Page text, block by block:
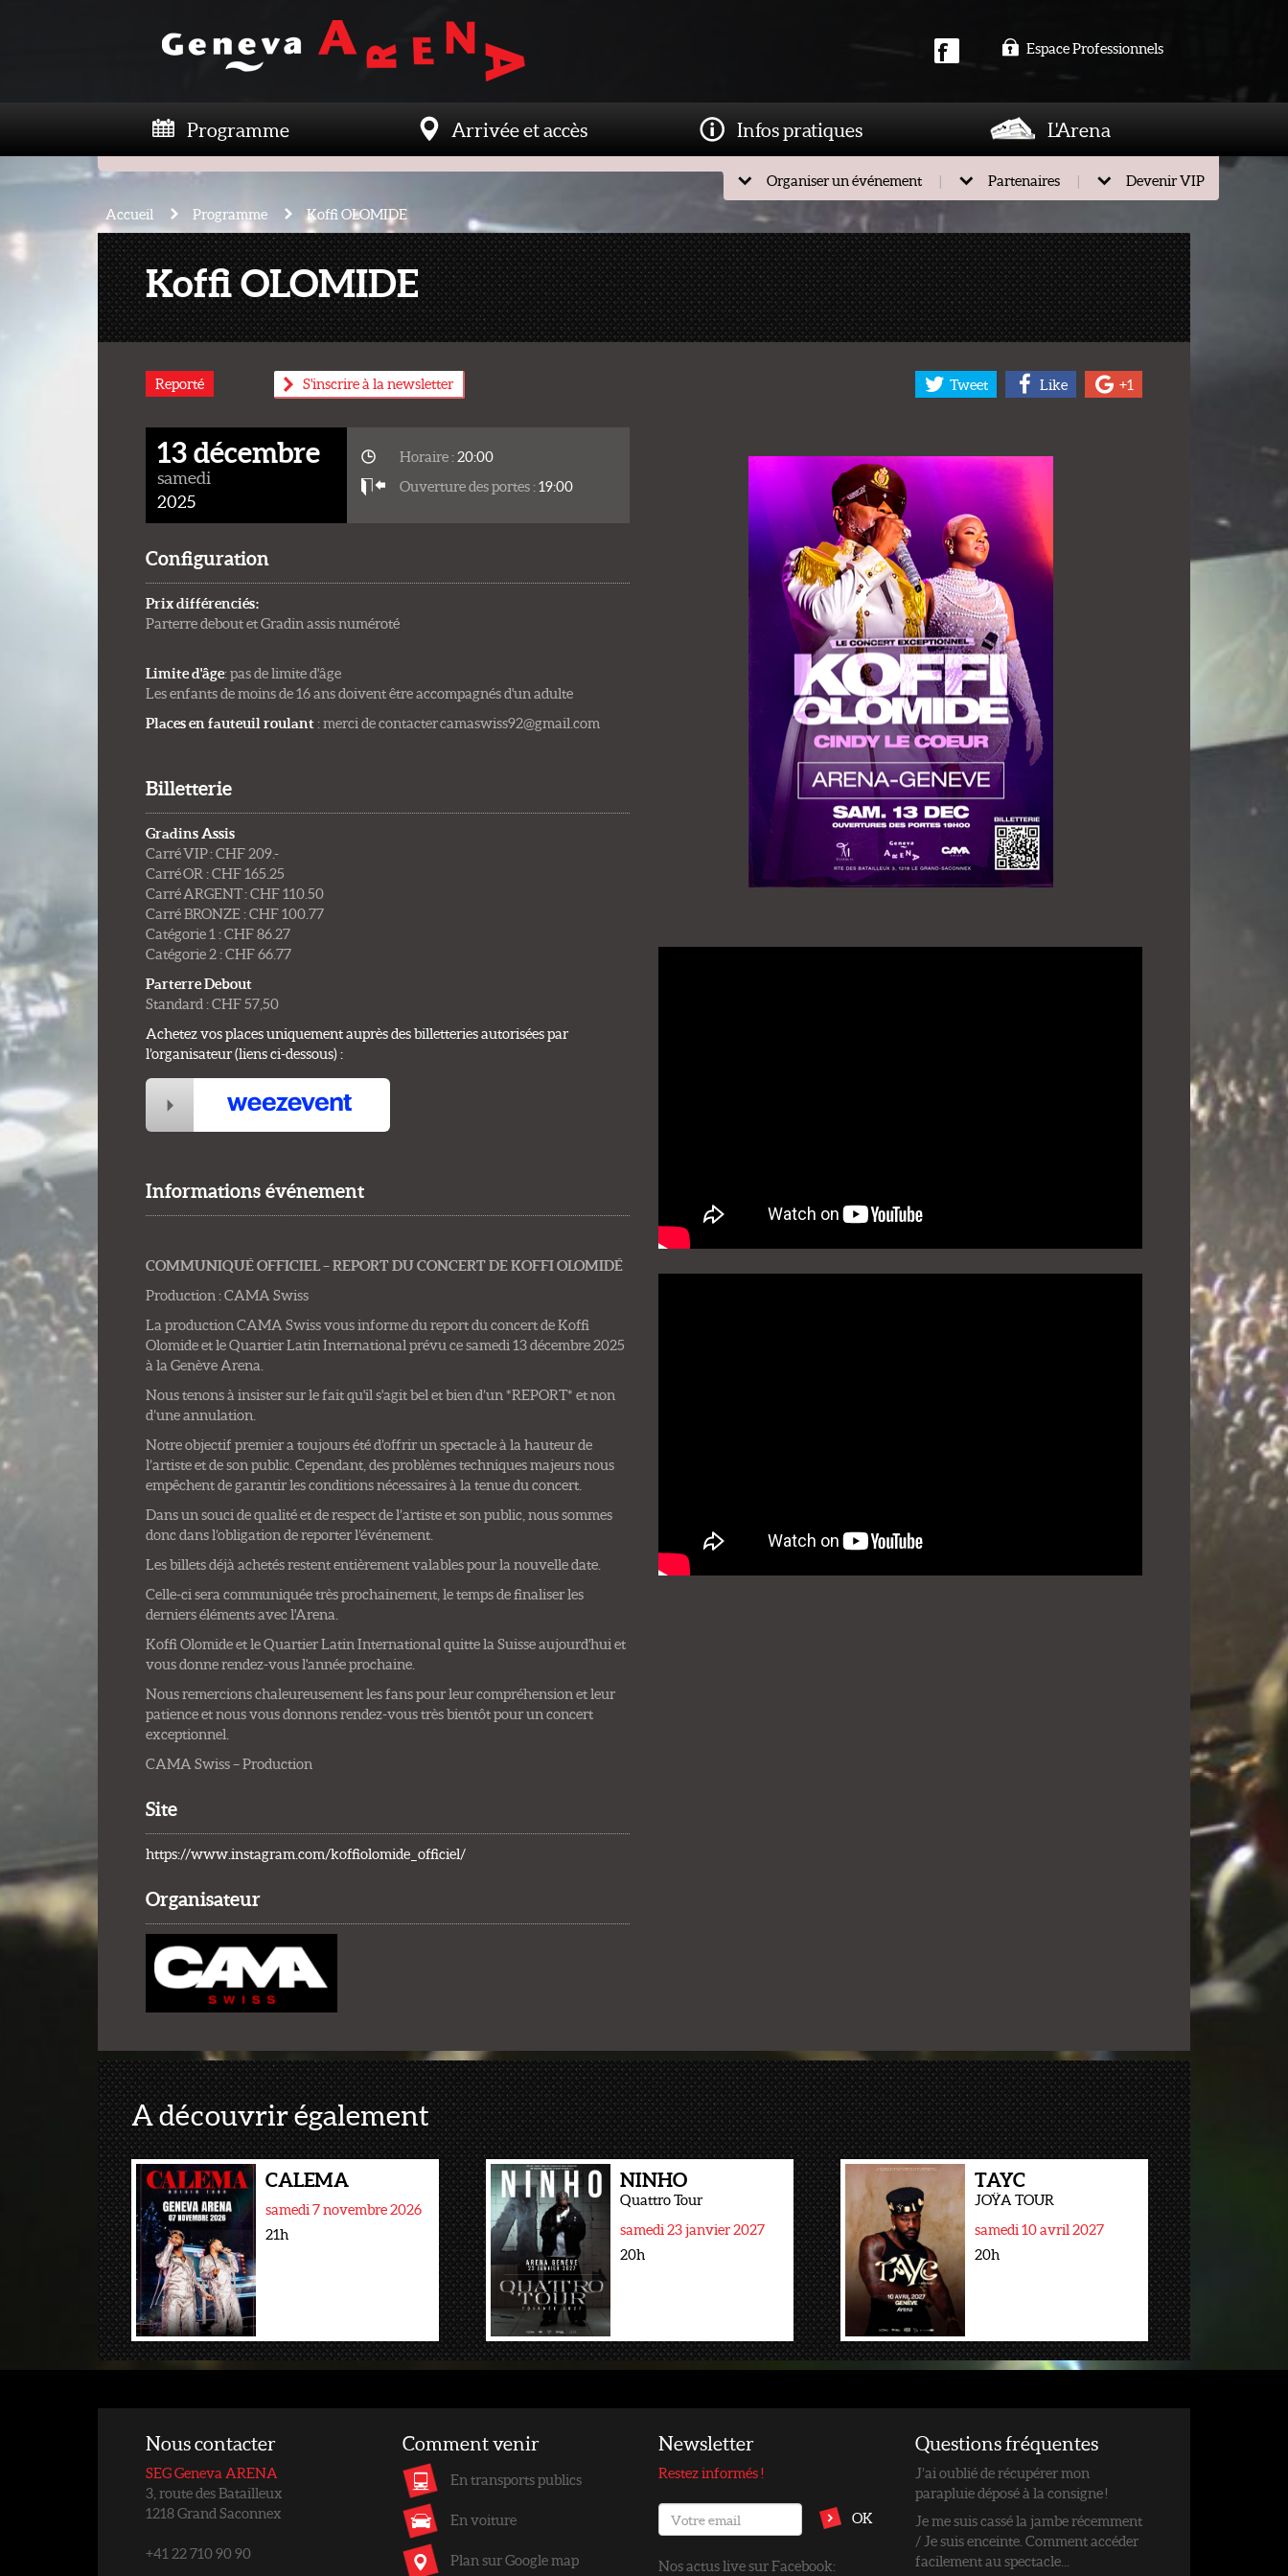
Espace Professionnels
Programme Arrivée et accès Infos pratiques L'Arena
Organiser un événement Partenaires
Devenir VIP
Accueil
Programme Koffi OLOMIDE
Koffi OLOMIDE
Reporté S'inscrire à la newsletter Tweet Like +1
13 décembre
samedi
2025
Horaire :20:00
Ouverture des portes :19:00
Configuration
Prix différenciés :
Parterre debout et Gradin assis numéroté
Limite d'âge: pas de limite d'âge
Les enfants de moins de 16 ans doivent être accompagnés d'un adulte
Places en fauteuil roulant : merci de contacter camaswiss92@gmail.com
Billetterie
Gradins Assis
Carré VIP : CHF 209.-
Carré OR : CHF 165.25
Carré ARGENT : CHF 110.50
Carré BRONZE : CHF 100.77
Catégorie 1 : CHF 86.27
Catégorie 2 : CHF 66.77
Parterre Debout
Standard : CHF 57,50
Achetez vos places uniquement auprès des billetteries autorisées par
l’organisateur (liens ci-dessous) :
Informations événement
COMMUNIQUÉ OFFICIEL – REPORT DU CONCERT DE KOFFI OLOMIDÉ
Production : CAMA Swiss
La production CAMA Swiss vous informe du report du concert de Koffi
Olomide et le Quartier Latin International prévu ce samedi 13 décembre 2025
à la Genève Arena.
Nous tenons à insister sur le fait qu'il s'agit bel et bien d’un *REPORT* et non
d’une annulation.
Notre objectif premier a toujours été d’offrir un spectacle à la hauteur de
l’artiste et de son public. Cependant, des problèmes techniques majeurs nous
empêchent de garantir les conditions nécessaires à la tenue du concert.
Dans un souci de qualité et de respect de l’artiste et son public, nous sommes
donc dans l’obligation de reporter l’événement.
Les billets déjà achetés restent entièrement valables pour la nouvelle date.
Celle-ci sera communiquée très prochainement, le temps de finaliser les
derniers éléments avec l'Arena.
Koffi Olomide et le Quartier Latin International quitte la Suisse aujourd'hui et
vous donne rendez-vous l'année prochaine.
Nous remercions chaleureusement les fans pour leur compréhension et leur
patience et nous vous donnons rendez-vous très bientôt pour un concert
exceptionnel.
CAMA Swiss – Production
Site
https://www.instagram.com/koffiolomide_officiel/
Organisateur
A découvrir également
CALEMA
samedi 7 novembre 2026
21h
NINHO
Quattro Tour
samedi 23 janvier 2027
20h
TAYC
JOŸA TOUR
samedi 10 avril 2027
20h
Nous contacter
SEG Geneva ARENA
3, route des Batailleux
1218 Grand Saconnex
+41 22 710 90 90
Comment venir
En transports publics
En voiture
Plan sur Google map
Newsletter
Restez informés !
OK
Nos actus live sur Facebook:
Questions fréquentes
J’ai oublié de récupérer mon
parapluie déposé à la consigne !
Je me suis cassé la jambe récemment
/ Je suis enceinte. Comment accéder
facilement au spectacle...